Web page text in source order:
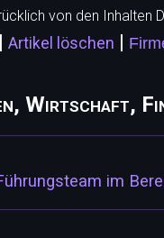
von den Inhalten
| Artikel löschen |
Wirtschaft,
im